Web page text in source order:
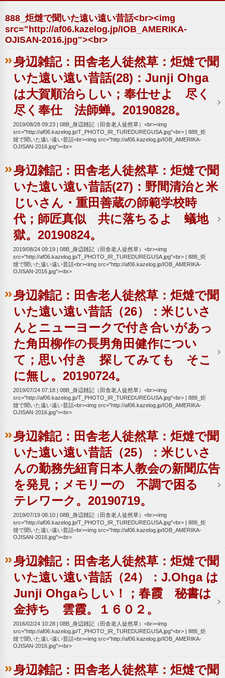
888_炬燵で聞いた遠い遠い昔話<br><img
src="http://af06.kazelog.jp/IOB_AMERIKA-
OJISAN-2016.jpg"><br>
身辺雑記：田舎老人徒然草：炬燵で聞
いた遠い遠い昔話(28)：Junji Ohga
は大賀順治らしい；奉仕せよ 尽く
尽く奉仕 法師蝉。20190828。
2019/08/28 09:23
08B_身辺雑記（田舎老人徒然草）<br><img
src="http://af06.kazelog.jp/T_PHOTO_IR_TUREDUREGUSA.jpg"<br>
888_炬
燵で聞いた遠い遠い昔話<br><img src="http://af06.kazelog.jp/IOB_AMERIKA-
OJISAN-2016.jpg"><br>
身辺雑記：田舎老人徒然草：炬燵で聞
いた遠い遠い昔話(27)：野間清治と米
じいさん・重田善蔵の師範学校時
代；師匠真似 共に落ちるよ 蟻地
獄。20190824。
2019/08/24 09:19
08B_身辺雑記（田舎老人徒然草）<br><img
src="http://af06.kazelog.jp/T_PHOTO_IR_TUREDUREGUSA.jpg"<br>
888_炬
燵で聞いた遠い遠い昔話<br><img src="http://af06.kazelog.jp/IOB_AMERIKA-
OJISAN-2016.jpg"><br>
身辺雑記：田舎老人徒然草：炬燵で聞
いた遠い遠い昔話（26）：米じいさ
んとニューヨークで付き合いがあっ
た角田柳作の長男角田健作につい
て；思い付き 探してみても そこ
に無し。20190724。
2019/07/24 07:18
08B_身辺雑記（田舎老人徒然草）<br><img
src="http://af06.kazelog.jp/T_PHOTO_IR_TUREDUREGUSA.jpg"<br>
888_炬
燵で聞いた遠い遠い昔話<br><img src="http://af06.kazelog.jp/IOB_AMERIKA-
OJISAN-2016.jpg"><br>
身辺雑記：田舎老人徒然草：炬燵で聞
いた遠い遠い昔話（25）：米じいさ
んの勤務先紐育日本人教会の新聞広告
を発見；メモリーの 不調で困る
テレワーク。20190719。
2019/07/19 08:10
08B_身辺雑記（田舎老人徒然草）<br><img
src="http://af06.kazelog.jp/T_PHOTO_IR_TUREDUREGUSA.jpg"<br>
888_炬
燵で聞いた遠い遠い昔話<br><img src="http://af06.kazelog.jp/IOB_AMERIKA-
OJISAN-2016.jpg"><br>
身辺雑記：田舎老人徒然草：炬燵で聞
いた遠い遠い昔話（24）：J.Ohga は
Junji Ohgaらしい！；春霞 秘書は
金持ち 雲霞。１６０２。
2016/02/24 10:28
08B_身辺雑記（田舎老人徒然草）<br><img
src="http://af06.kazelog.jp/T_PHOTO_IR_TUREDUREGUSA.jpg"<br>
888_炬
燵で聞いた遠い遠い昔話<br><img src="http://af06.kazelog.jp/IOB_AMERIKA-
OJISAN-2016.jpg"><br>
身辺雑記：田舎老人徒然草：炬燵で聞